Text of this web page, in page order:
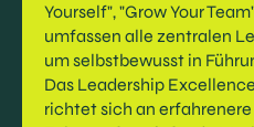
Yourself", "Grow Your
umfassen alle zentralen
um selbstbewusst in
Das Leadership
richtet sich an